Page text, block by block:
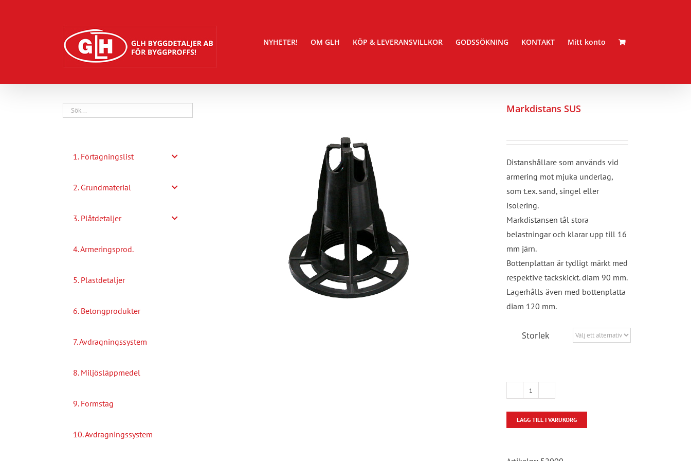
NYHETER! OM GLH KÖP & LEVERANSVILLKOR GODSSÖKNING KONTAKT Mitt konto
Markdistans SUS
Distanshållare som används vid
armering mot mjuka underlag,
som t.ex. sand, singel eller
isolering.
Markdistansen tål stora
belastningar och klarar upp till 16
mm järn.
Bottenplattan är tydligt märkt med
respektive täckskickt. diam 90 mm.
Lagerhålls även med bottenplatta
diam 120 mm.
Storlek
Markdistans
SUS
mängd
LÄGG TILL I VARUKORG
1. Förtagningslist
2. Grundmaterial
3. Plåtdetaljer
4. Armeringsprod.
5. Plastdetaljer
6. Betongprodukter
7. Avdragningssystem
8. Miljösläppmedel
9. Formstag
10. Avdragningssystem